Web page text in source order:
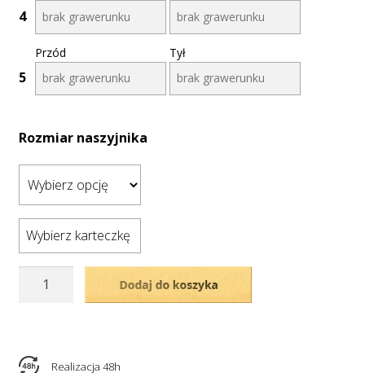
4
5
Przód Tył
Rozmiar naszyjnika
Wybierz karteczkę
-
Dodaj do koszyka
Realizacja 48h